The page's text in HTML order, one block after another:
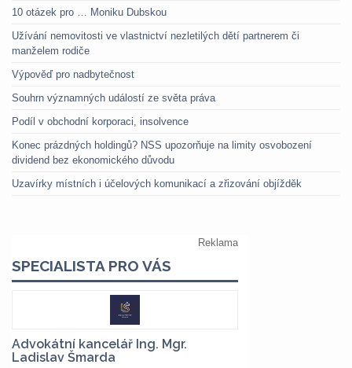
10 otázek pro … Moniku Dubskou
Užívání nemovitosti ve vlastnictví nezletilých dětí partnerem či
manželem rodiče
Výpověď pro nadbytečnost
Souhrn významných událostí ze světa práva
Podíl v obchodní korporaci, insolvence
Konec prázdných holdingů? NSS upozorňuje na limity osvobození
dividend bez ekonomického důvodu
Uzavírky místních i účelových komunikací a zřizování objížděk